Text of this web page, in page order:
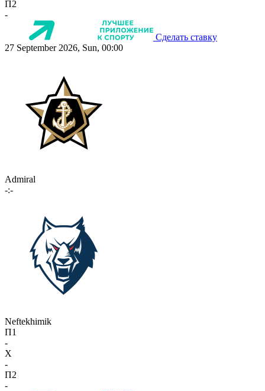
П2
-
Сделать ставку
27 September 2026, Sun, 00:00
Admiral
-:-
Neftekhimik
П1
-
X
-
П2
-